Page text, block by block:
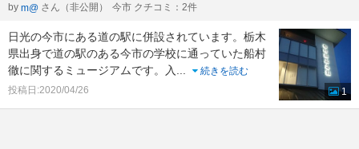
by m@ さん（非公開） 今市 クチコミ：2件
日光の今市にある道の駅に併設されています。栃木
県出身で道の駅のある今市の学校に通っていた船村
徹に関するミュージアムです。入...
続きを読む
投稿日:2020/04/26
1